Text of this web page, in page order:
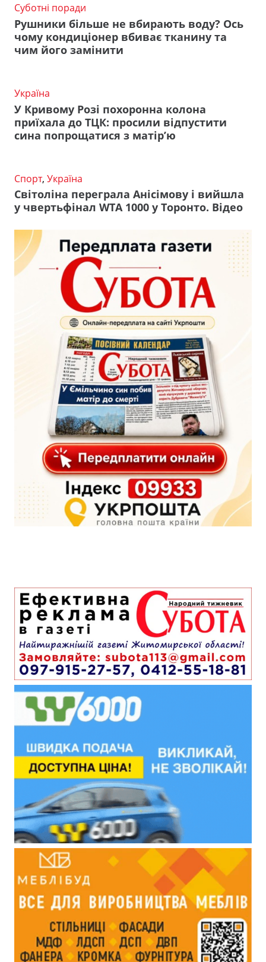
Суботні поради
Рушники більше не вбирають воду? Ось
чому кондиціонер вбиває тканину та
чим його замінити
Україна
У Кривому Розі похоронна колона
приїхала до ТЦК: просили відпустити
сина попрощатися з матір’ю
Спорт, Україна
Світоліна переграла Анісімову і вийшла
у чвертьфінал WTA 1000 у Торонто. Відео